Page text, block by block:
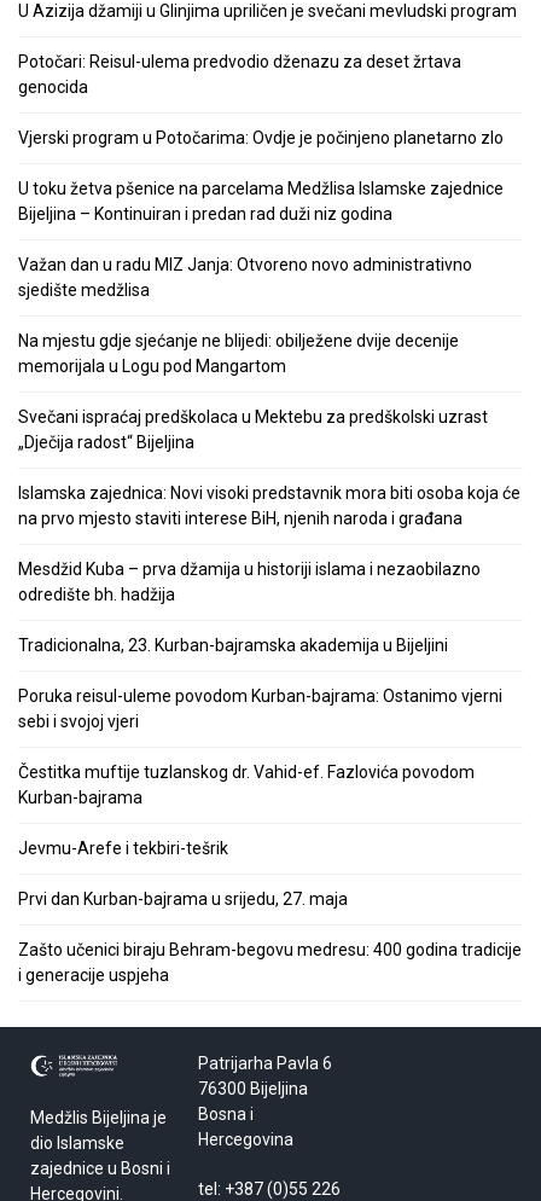
U Azizija džamiji u Glinjima upriličen je svečani mevludski program
Potočari: Reisul-ulema predvodio dženazu za deset žrtava
genocida
Vjerski program u Potočarima: Ovdje je počinjeno planetarno zlo
U toku žetva pšenice na parcelama Medžlisa Islamske zajednice
Bijeljina – Kontinuiran i predan rad duži niz godina
Važan dan u radu MIZ Janja: Otvoreno novo administrativno
sjedište medžlisa
Na mjestu gdje sjećanje ne blijedi: obilježene dvije decenije
memorijala u Logu pod Mangartom
Svečani ispraćaj predškolaca u Mektebu za predškolski uzrast
„Dječija radost“ Bijeljina
Islamska zajednica: Novi visoki predstavnik mora biti osoba koja će
na prvo mjesto staviti interese BiH, njenih naroda i građana
Mesdžid Kuba – prva džamija u historiji islama i nezaobilazno
odredište bh. hadžija
Tradicionalna, 23. Kurban-bajramska akademija u Bijeljini
Poruka reisul-uleme povodom Kurban-bajrama: Ostanimo vjerni
sebi i svojoj vjeri
Čestitka muftije tuzlanskog dr. Vahid-ef. Fazlovića povodom
Kurban-bajrama
Jevmu-Arefe i tekbiri-tešrik
Prvi dan Kurban-bajrama u srijedu, 27. maja
Zašto učenici biraju Behram-begovu medresu: 400 godina tradicije
i generacije uspjeha
Medžlis Bijeljina je
dio Islamske
zajednice u Bosni i
Hercegovini.
Patrijarha Pavla 6
76300 Bijeljina
Bosna i
Hercegovina
tel: +387 (0)55 226